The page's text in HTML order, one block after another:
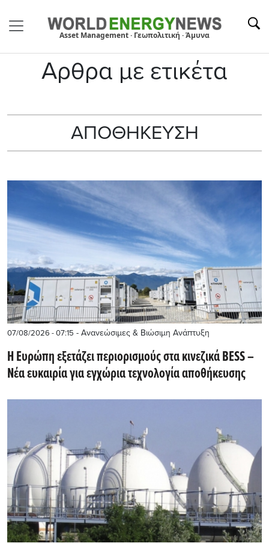
Asset Management · Γεωπολιτική · Άμυνα
Αρθρα με ετικέτα
ΑΠΟΘΗΚΕΥΣΗ
07/08/2026 - 07:15 - Ανανεώσιμες & Βιώσιμη Ανάπτυξη
Η Ευρώπη εξετάζει περιορισμούς στα κινεζικά BESS –
Νέα ευκαιρία για εγχώρια τεχνολογία αποθήκευσης